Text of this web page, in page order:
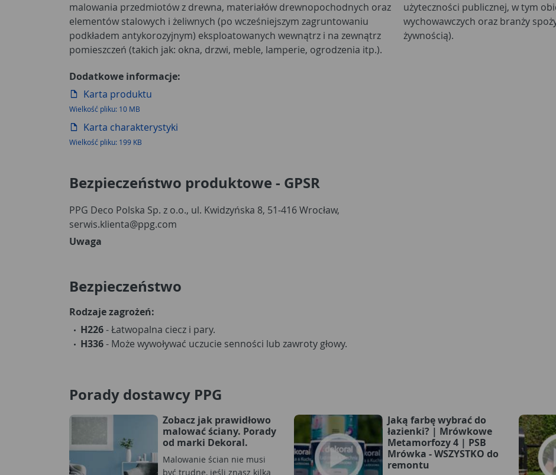
malowania przedmiotów z drewna, materiałów drewnopochodnych oraz
elementów stalowych i żeliwnych (po wcześniejszym zagruntowaniu
podkładem antykorozyjnym) eksploatowanych wewnątrz i na zewnątrz
pomieszczeń (takich jak: okna, drzwi, meble, lamperie, ogrodzenia itp.).
użyteczności publicznej, w tym obiektach służby zdrowia, oświatowo-
wychowawczych oraz branży spożywczej (bez bezpośredniego kontaktu z
żywnością).
Dodatkowe informacje:
Karta produktu
Wielkość pliku: 10 MB
Karta charakterystyki
Wielkość pliku: 199 KB
Bezpieczeństwo produktowe - GPSR
PPG Deco Polska Sp. z o.o., ul. Kwidzyńska 8, 51-416 Wrocław,
serwis.klienta@ppg.com
Uwaga
Bezpieczeństwo
Rodzaje zagrożeń:
H226- Łatwopalna ciecz i pary.
H336- Może wywoływać uczucie senności lub zawroty głowy.
Porady dostawcy PPG
Zobacz jak prawidłowo
malować ściany. Porady
od marki Dekoral.
Malowanie ścian nie musi
być trudne, jeśli znasz kilka
Jaką farbę wybrać do
łazienki? | Mrówkowe
Metamorfozy 4 | PSB
Mrówka - WSZYSTKO do
remontu